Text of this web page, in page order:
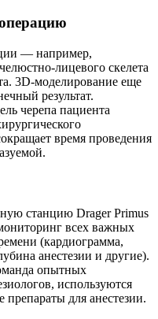
— например,
лицевого скелета
3D-моделирование еще
результат.
черепа пациента
время проведения
станцию ​​Drager Primus
всех важных
(кардиограмма,
анестезии и другие).
опытных
используются
для анестезии.